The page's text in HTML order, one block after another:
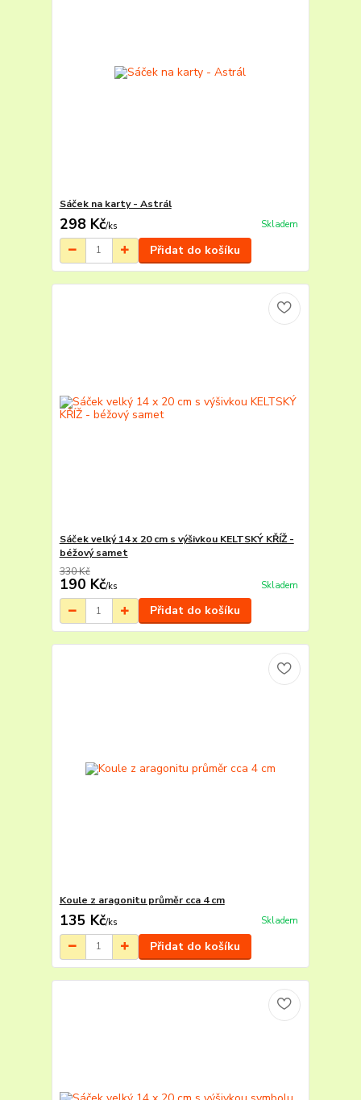
Sáček na karty - Astrál
298 Kč/ks Skladem
Přidat do košíku
Sáček velký 14 x 20 cm s výšivkou KELTSKÝ KŘÍŽ -
béžový samet
330 Kč
190 Kč/ks Skladem
Přidat do košíku
Koule z aragonitu průměr cca 4 cm
135 Kč/ks Skladem
Přidat do košíku